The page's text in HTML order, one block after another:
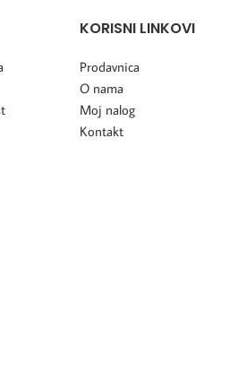
KORISNI LINKOVI
Prodavnica
O nama
Moj nalog
Kontakt